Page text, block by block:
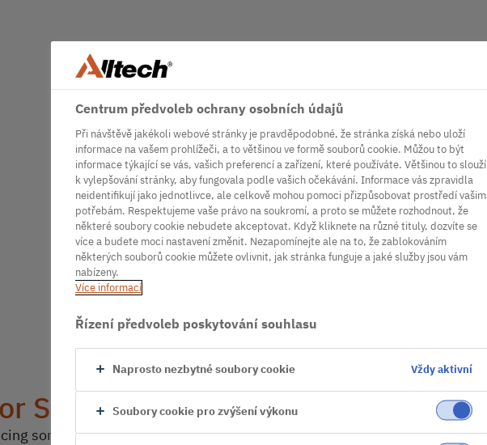
Server
some technical difficulties. Try
Centrum předvoleb ochrany osobních údajů
Při návštěvě jakékoli webové stránky je pravděpodobné, že stránka získá nebo uloží
informace na vašem prohlížeči, a to většinou ve formě souborů cookie. Můžou to být
informace týkající se vás, vašich preferencí a zařízení, které používáte. Většinou to slouží
k vylepšování stránky, aby fungovala podle vašich očekávání. Informace vás zpravidla
neidentifikují jako jednotlivce, ale celkově mohou pomoci přizpůsobovat prostředí vašim
potřebám. Respektujeme vaše právo na soukromí, a proto se můžete rozhodnout, že
některé soubory cookie nebudete akceptovat. Když kliknete na různé tituly, dozvíte se
více a budete moci nastavení změnit. Nezapomínejte ale na to, že zablokováním
některých souborů cookie můžete ovlivnit, jak stránka funguje a jaké služby jsou vám
nabízeny.
Více informací
Řízení předvoleb poskytování souhlasu
Naprosto nezbytné soubory cookie Vždy aktivní
Soubory cookie pro zvýšení výkonu